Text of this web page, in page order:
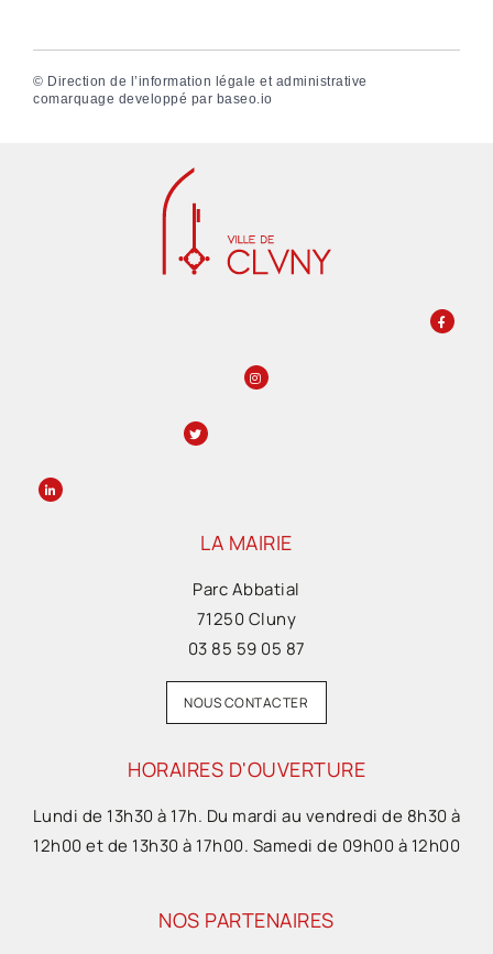
© Direction de l’information légale et administrative
comarquage developpé par baseo.io
LA MAIRIE
Parc Abbatial
71250 Cluny
03 85 59 05 87
NOUS CONTACTER
HORAIRES D'OUVERTURE
Lundi de 13h30 à 17h. Du mardi au vendredi de 8h30 à
12h00 et de 13h30 à 17h00. Samedi de 09h00 à 12h00
NOS PARTENAIRES